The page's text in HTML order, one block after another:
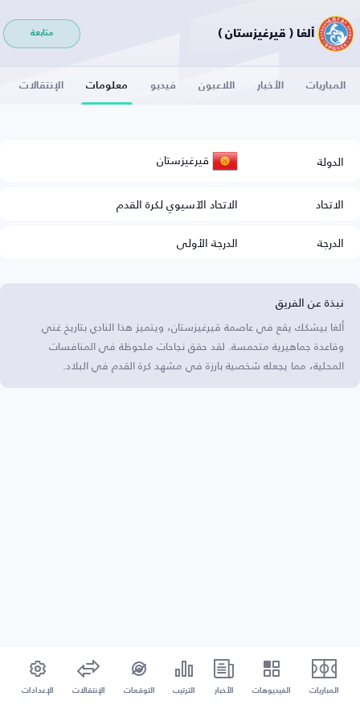
ألغا ( قيرغيزستان ) متابعة
المباريات الأخبار اللاعبون فيديو معلومات الإنتقالات
الدولة قيرغيزستان
الاتحاد
الاتحاد الآسيوي لكرة القدم
الدرجة
الدرجة الأولى
نبذة عن الفريق
ألغا بيشكك يقع في عاصمة قيرغيزستان، ويتميز هذا النادي بتاريخ غني
وقاعدة جماهيرية متحمسة. لقد حقق نجاحات ملحوظة في المنافسات
المحلية، مما يجعله شخصية بارزة في مشهد كرة القدم في البلاد.
المباريات الفيديوهات الأخبار الترتيب التوقعات الإنتقالات الإعدادات